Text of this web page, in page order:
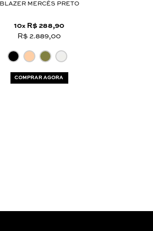
BLAZER MERCÊS PRETO
10x R$ 288,90
R$ 2.889,00
COMPRAR AGORA